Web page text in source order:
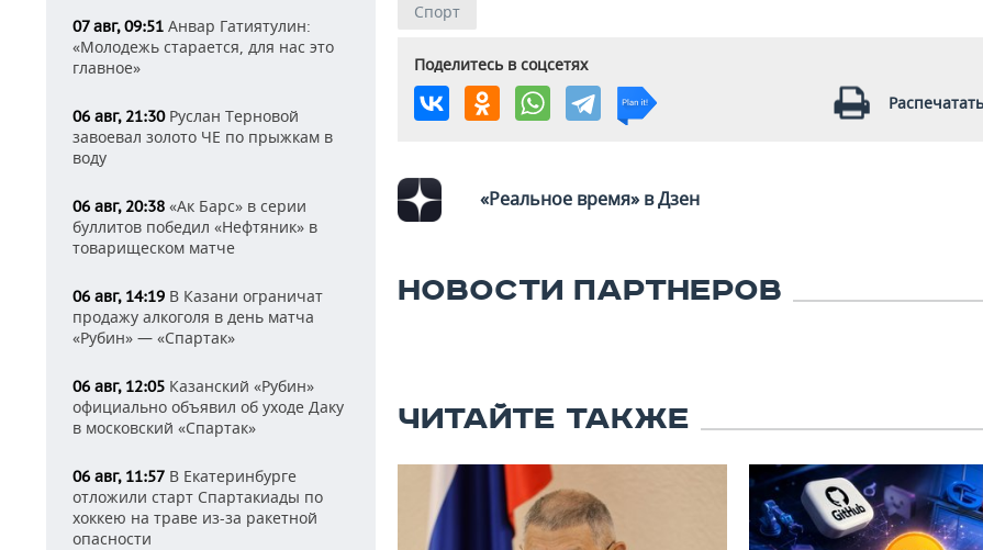
07 авг, 09:51 Анвар Гатиятулин:
«Молодежь старается, для нас это
главное»
06 авг, 21:30Руслан Терновой
завоевал золото ЧЕ по прыжкам в
воду
06 авг, 20:38 «Ак Барс» в серии
буллитов победил «Нефтяник» в
товарищеском матче
06 авг, 14:19 В Казани ограничат
продажу алкоголя в день матча
«Рубин» — «Спартак»
06 авг, 12:05 Казанский «Рубин»
официально объявил об уходе Даку
в московский «Спартак»
06 авг, 11:57 В Екатеринбурге
отложили старт Спартакиады по
хоккею на траве из-за ракетной
опасности
Спорт
Поделитесь в соцсетях
«Реальное время» в Дзен
НОВОСТИ ПАРТНЕРОВ
ЧИТАЙТЕ ТАКЖЕ